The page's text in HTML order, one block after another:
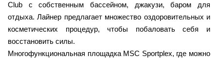
Club с собственным бассейном, джакузи, баром для
отдыха. Лайнер предлагает множество оздоровительных и
косметических процедур, чтобы побаловать себя и
восстановить силы.
Многофункциональная площадка MSC Sportplex, где можно